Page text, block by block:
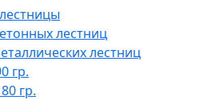
лестниц
лестниц
гр.
гр.